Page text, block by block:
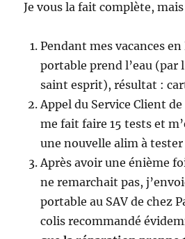
Je vous la fait complète,
Pendant mes vacances
portable prend l’eau (par
saint esprit), résultat :
Appel du Service Client
me fait faire 15 tests et
une nouvelle alim à tester
Après avoir une énième
ne remarchait pas,
portable au SAV de chez
colis recommandé